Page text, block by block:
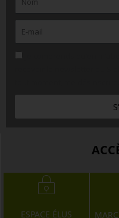
ESPACE ÉLUS